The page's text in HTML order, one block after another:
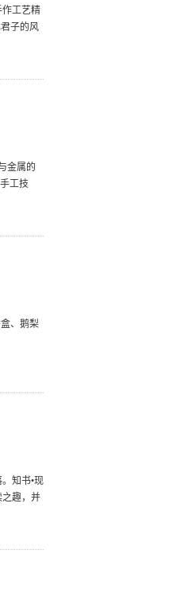
作工艺精
子的风
金属的
工技
、鹅梨
知书•现
之趣，并